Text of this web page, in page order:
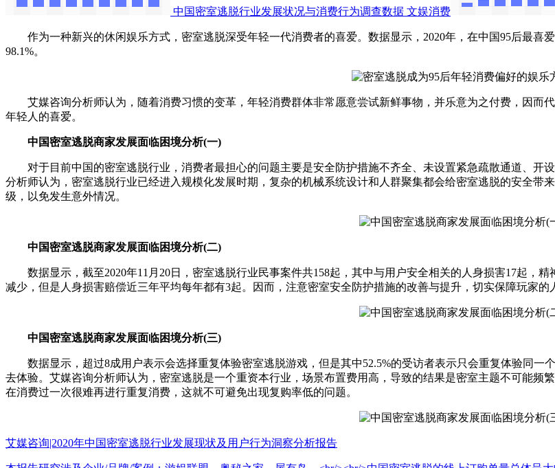
中国密室逃脱行业发展状况与消费行为调查数据 文娱消费
作为一种新兴的休闲娱乐方式，密室逃脱深受年轻一代消费者的喜爱。数据显示，2020年，在中国95后最喜
98.1%。
艾媒咨询分析师认为，随着消费习惯的变革，年轻消费群体非常愿意尝试新鲜事物，并乐意为之付费，因而
年轻人的喜爱。
中国密室逃脱商家发展面临困境分析(一)
对于目前中国的密室逃脱行业，消费者最担心的问题主要是安全防护措施不齐全、未设置紧急疏散通道、开
分析师认为，密室逃脱行业已经进入规模化发展时期，复杂的机械系统设计和人群聚集都会给密室逃脱的安全带
级，以免发生意外情况。
中国密室逃脱商家发展面临困境分析(二)
数据显示，截至2020年11月20日，密室逃脱行业民事案件共158起，其中与用户安全相关的人身损害17起，
减少，但是人身损害赔偿近三年平均每年都有3起。因而，注意密室安全防护措施的改善与提升，切实保障玩家
中国密室逃脱商家发展面临困境分析(三)
数据显示，超过8成用户表示会选择重复体验密室逃脱游戏，但是其中52.5%的受访者表示只会重复体验同一
去体验。艾媒咨询分析师认为，密室逃脱是一个重资本行业，场景布置费用高，导致的结果是密室主题不可能频
在消费过一次很难再进行重复消费，这就不可避免出现复购率低的问题。
艾媒咨询|2020年中国密室逃脱行业发展现状及用户行为洞察分析报告